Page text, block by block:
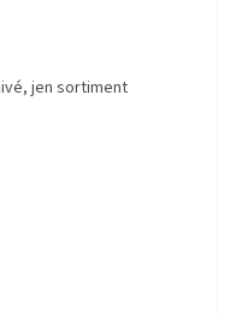
5 hvězdiček.
jen sortiment
5 hvězdiček.